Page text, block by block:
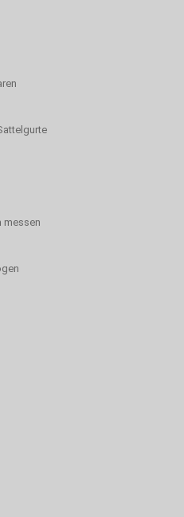
messen